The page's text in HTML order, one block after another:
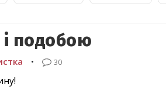
подобою
• 30